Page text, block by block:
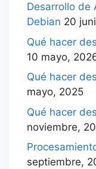
Desarrollo de
Debian 20
Qué hacer
10 mayo,
Qué hacer
mayo, 2025
Qué hacer
noviembre,
septiembre,